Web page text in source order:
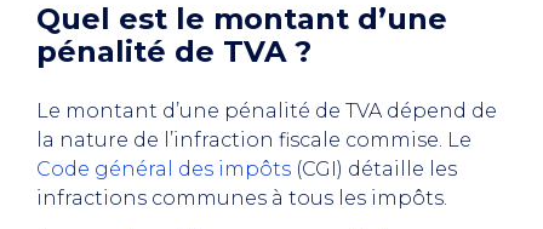
Quel est le montant d’une
pénalité de TVA ?
Le montant d’une pénalité de TVA dépend de
la nature de l’infraction fiscale commise. Le
Code général des impôts (CGI) détaille les
infractions communes à tous les impôts.